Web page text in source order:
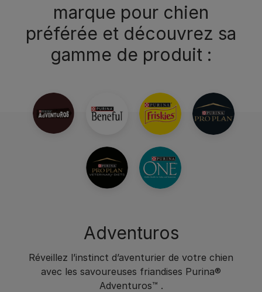
marque pour chien
préférée et découvrez sa
gamme de produit :
Adventuros
Réveillez l’instinct d’aventurier de votre chien
avec les savoureuses friandises Purina®
Adventuros™ .​